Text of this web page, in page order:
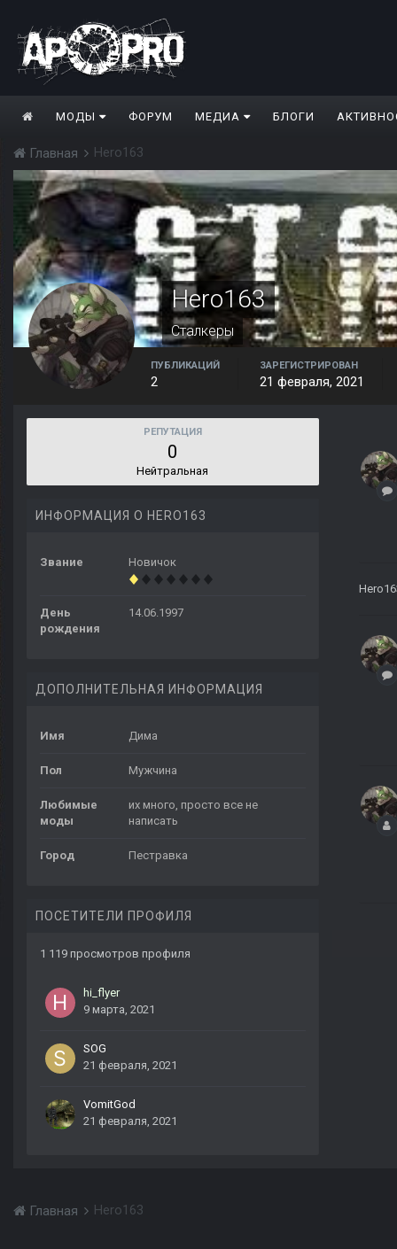
МОДЫ ФОРУМ МЕДИА БЛОГИ
Главная Hero163
Hero163
Сталкеры
ПУБЛИКАЦИЙ
2
ЗАРЕГИСТРИРОВАН
21 февраля, 2021
РЕПУТАЦИЯ
0
Нейтральная
ИНФОРМАЦИЯ О HERO163
Звание Новичок
День
рождения
14.06.1997
ДОПОЛНИТЕЛЬНАЯ ИНФОРМАЦИЯ
Имя Дима
Пол Мужчина
Любимые
моды
их много, просто все не
написать
Город Пестравка
ПОСЕТИТЕЛИ ПРОФИЛЯ
1 119 просмотров профиля
hi_flyer
9 марта, 2021
SOG
21 февраля, 2021
VomitGod
21 февраля, 2021
Главная Hero163